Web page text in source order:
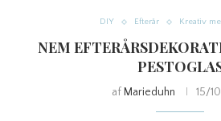
DIY Efterår Kreativ
NEM
af Marieduhn 15/